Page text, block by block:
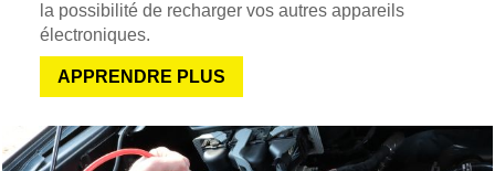
la possibilité de recharger vos autres appareils
électroniques.
APPRENDRE PLUS